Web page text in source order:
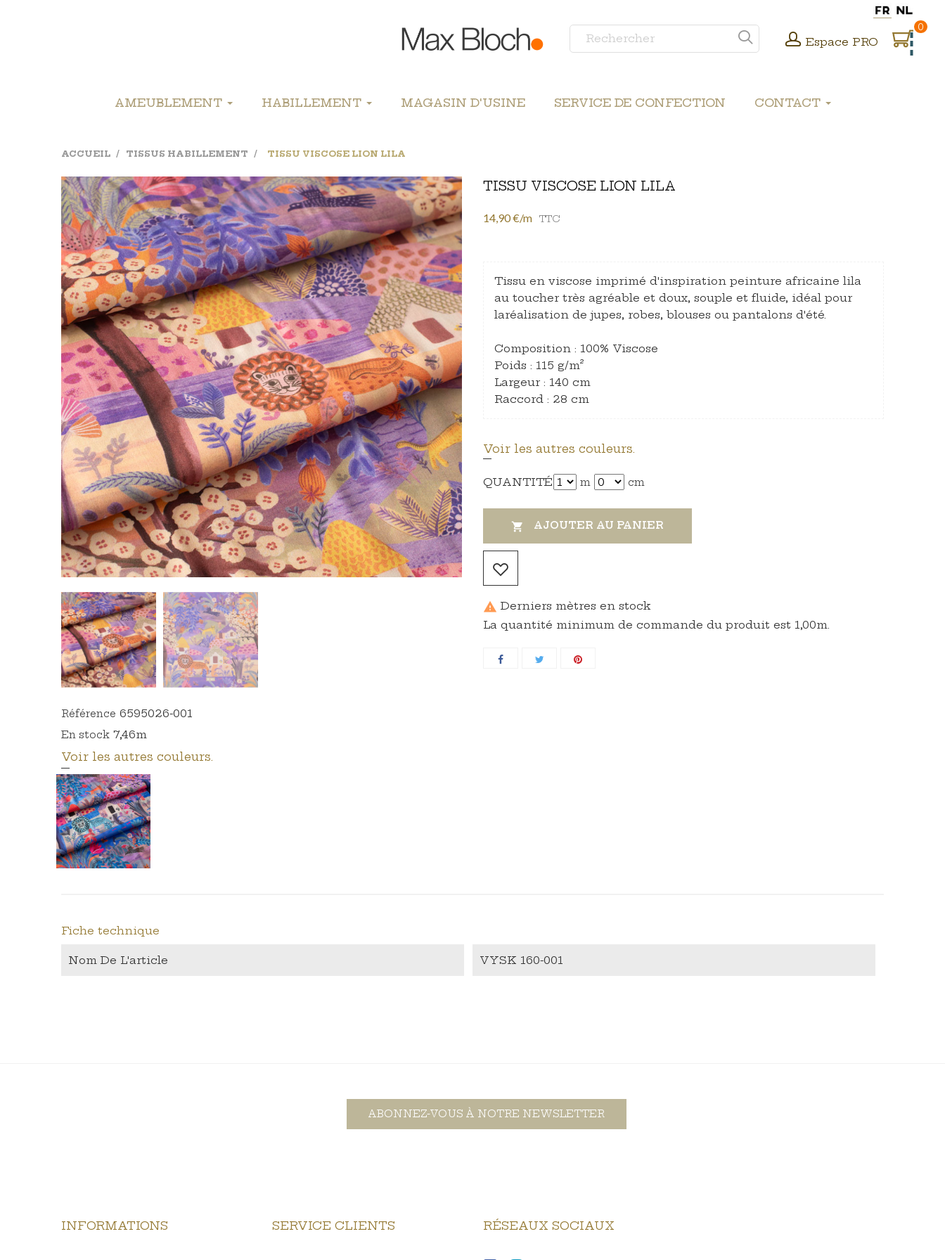
Espace PRO
0
AMEUBLEMENT HABILLEMENT MAGASIN D'USINE SERVICE DE CONFECTION CONTACT
ACCUEIL TISSUS HABILLEMENT TISSU VISCOSE LION LILA
TISSU VISCOSE LION LILA
14,90 €/m TTC
Tissu en viscose imprimé d'inspiration peinture africaine lila
au toucher très agréable et doux, souple et fluide, idéal pour
laréalisation de jupes, robes, blouses ou pantalons d'été.
Composition : 100% Viscose
Poids : 115 g/m²
Largeur : 140 cm
Raccord : 28 cm
Voir les autres couleurs.
QUANTITÉ m cm
 AJOUTER AU PANIER
 Derniers mètres en stock
La quantité minimum de commande du produit est 1,00m.
Référence 6595026-001
En stock 7,46m
Voir les autres couleurs.
Fiche technique
Nom De L'article VYSK 160-001
ABONNEZ-VOUS À NOTRE NEWSLETTER
INFORMATIONS SERVICE CLIENTS RÉSEAUX SOCIAUX